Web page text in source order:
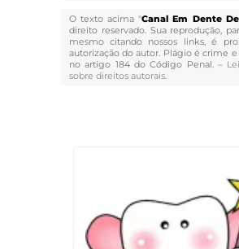
O texto acima "Canal Em Dente
direito reservado. Sua reprodução,
mesmo citando nossos links, é
autorização do autor. Plágio é crime
no artigo 184 do Código Penal. –
sobre direitos autorais.